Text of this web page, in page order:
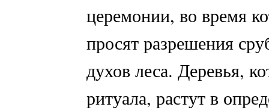
церемонии, во время
просят разрешения
духов леса. Деревья,
ритуала, растут в